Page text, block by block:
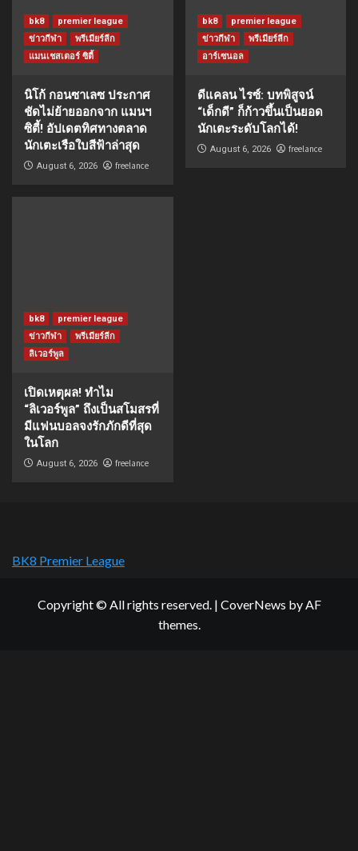
bk8
premier league
ข่าวกีฬา
พรีเมียร์ลีก
แมนเชสเตอร์ ซิตี้
นิโก้ กอนซาเลซ ประกาศ
ชัดไม่ย้ายออกจาก แมนฯ
ซิตี้! อัปเดตทิศทางตลาด
นักเตะเรือใบสีฟ้าล่าสุด
August 6, 2026 freelance
bk8
premier league
ข่าวกีฬา
พรีเมียร์ลีก
อาร์เซนอล
ดีแคลน ไรซ์: บทพิสูจน์
“เด็กดี” ก็ก้าวขึ้นเป็นยอด
นักเตะระดับโลกได้!
August 6, 2026 freelance
bk8
premier league
ข่าวกีฬา
พรีเมียร์ลีก
ลิเวอร์พูล
เปิดเหตุผล! ทำไม
“ลิเวอร์พูล” ถึงเป็นสโมสรที่
มีแฟนบอลจงรักภักดีที่สุด
ในโลก
August 6, 2026 freelance
BK8 Premier League
Copyright © All rights reserved. | CoverNews by AF
themes.